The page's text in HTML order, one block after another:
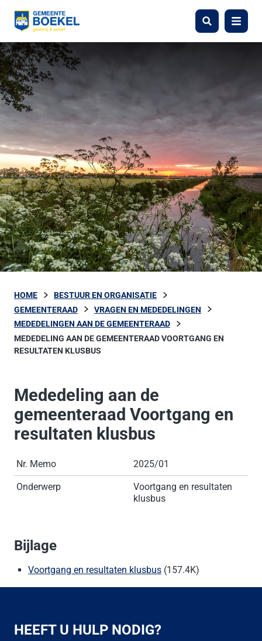
Zoeken Menu
HOME
BESTUUR EN ORGANISATIE
GEMEENTERAAD
VRAGEN EN MEDEDELINGEN
MEDEDELINGEN AAN DE GEMEENTERAAD
MEDEDELING AAN DE GEMEENTERAAD VOORTGANG EN
RESULTATEN KLUSBUS
Mededeling aan de
gemeenteraad Voortgang en
resultaten klusbus
Nr. Memo 2025/01
Onderwerp
Voortgang en resultaten
klusbus
Bijlage
Voortgang en resultaten klusbus (157.4K)
HEEFT U HULP NODIG?